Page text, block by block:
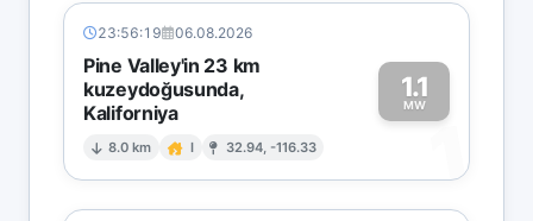
23:56:19 06.08.2026
Pine Valley'in 23 km
kuzeydoğusunda,
Kaliforniya
8.0 km I 32.94, -116.33
1.1
MW
1